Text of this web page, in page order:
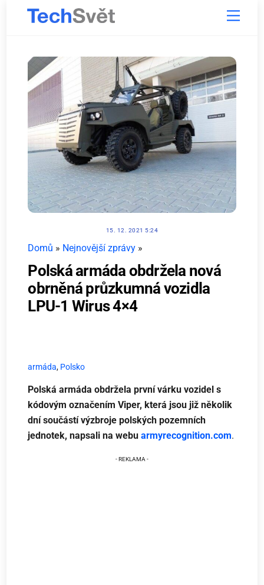
Menu
15. 12. 2021 5:24
Domů » Nejnovější zprávy »
Polská armáda obdržela nová
obrněná průzkumná vozidla
LPU-1 Wirus 4×4
armáda, Polsko
Polská armáda obdržela první várku vozidel s
kódovým označením Viper, která jsou již několik
dní součástí výzbroje polských pozemních
jednotek, napsali na webuarmyrecognition.com.